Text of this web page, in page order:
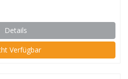
Details
Verfügbar